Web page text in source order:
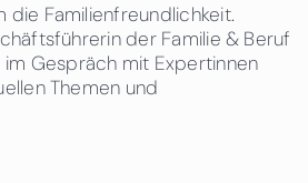
die Familienfreundlichkeit.
der Familie & Beruf
Gespräch mit Expertinnen
Themen und